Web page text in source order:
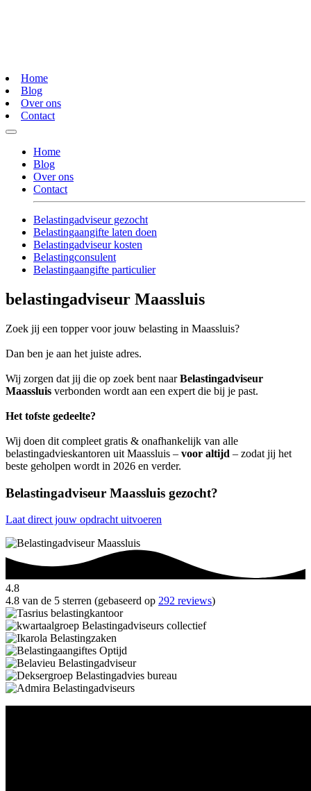
Home
Blog
Over ons
Contact
Home
Blog
Over ons
Contact
Belastingadviseur gezocht
Belastingaangifte laten doen
Belastingadviseur kosten
Belastingconsulent
Belastingaangifte particulier
belastingadviseur Maassluis
Zoek jij een topper voor jouw belasting in Maassluis?
Dan ben je aan het juiste adres.
Wij zorgen dat jij die op zoek bent naarBelastingadviseur
Maassluis verbonden wordt aan een expert die bij je past.
Het tofste gedeelte?
Wij doen dit compleet gratis & onafhankelijk van alle
belastingadvieskantoren uit Maassluis – voor altijd – zodat jij het
beste geholpen wordt in 2026 en verder.
Belastingadviseur Maassluis gezocht?
Laat direct jouw opdracht uitvoeren
4.8
4.8 van de 5 sterren (gebaseerd op 292 reviews)